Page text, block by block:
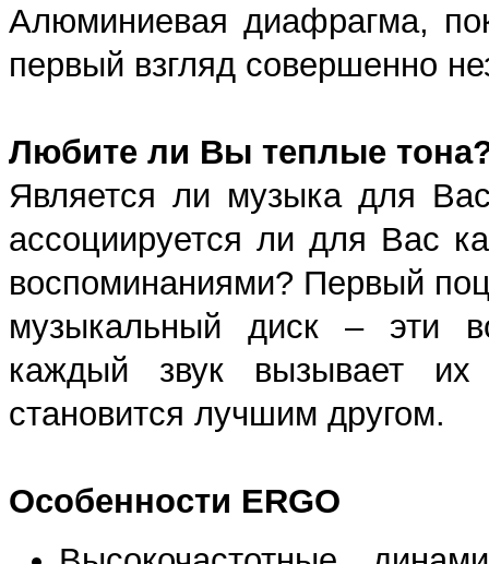
Алюминиевая диафрагма,
первый взгляд совершенно
Любите ли Вы теплые
Является ли музыка для
ассоциируется ли для Вас
воспоминаниями? Первый
музыкальный диск – эти
каждый звук вызывает их
становится лучшим другом.
Особенности ERGO